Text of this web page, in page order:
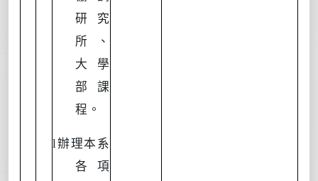
研究
所、
大學
部課
程。
l 辦理本系
各項